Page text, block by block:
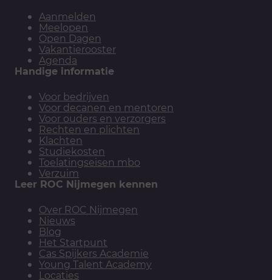
Aanmelden
Meelopen
Open Dagen
Vakantierooster
Agenda
Handige informatie
Voor bedrijven
Voor decanen en mentoren
Voor ouders en verzorgers
Rechten en plichten
Klachten
Studiekosten
Toelatingseisen mbo
Verzuim
Leer ROC Nijmegen kennen
Over ROC Nijmegen
Nieuws
Blog
Het Startpunt
Cas Spijkers Academie
Young Talent Academy
Locaties